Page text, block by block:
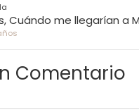
Cuándo me llegarían a
Comentario